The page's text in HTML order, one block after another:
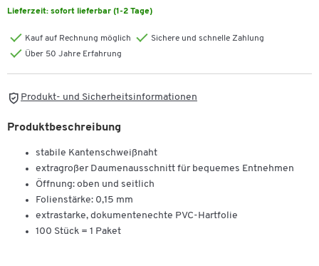
Lieferzeit: sofort lieferbar (1-2 Tage)
Kauf auf Rechnung möglich
Sichere und schnelle Zahlung
Über 50 Jahre Erfahrung
Produkt- und Sicherheitsinformationen
Produktbeschreibung
stabile Kantenschweißnaht
extragroßer Daumenausschnitt für bequemes Entnehmen
Öffnung: oben und seitlich
Folienstärke: 0,15 mm
extrastarke, dokumentenechte PVC-Hartfolie
100 Stück = 1 Paket